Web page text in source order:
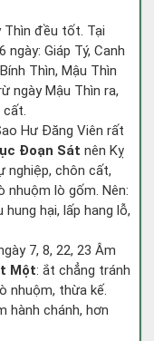
Thìn đều tốt. Tại
Giáp Tý, Canh
Thìn, Mậu Thìn
ngày Mậu Thìn ra,
cất.
Hư Đăng Viên rất
Đoạn Sát nên Kỵ
nghiệp, chôn cất,
nhuộm lò gốm. Nên:
hại, lấp hang lỗ,
7, 8, 22, 23 Âm
Một: ắt chẳng tránh
nhuộm, thừa kế.
hành chánh, hơn